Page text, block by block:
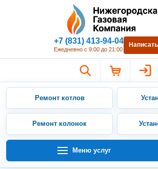
+7 (831) 413-94-04
Ежедневно с 9:00 до 21:00
Ремонт котлов
Ремонт колонок
Меню услуг